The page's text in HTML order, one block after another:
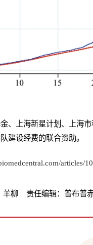
、上海新星计划、上海
建设经费的联合资助。
articles/
柳 责任编辑：普布普赤